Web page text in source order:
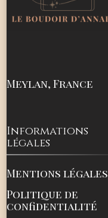
Meylan, France
Informations
légales
Mentions légales
Politique de
confidentialité